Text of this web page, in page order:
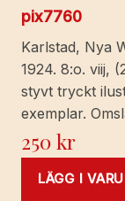
pix7760
Karlstad, Nya
1924. 8:o. viij,
styvt tryckt
exemplar.
250kr
LÄGG I